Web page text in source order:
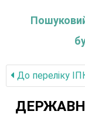
До переліку